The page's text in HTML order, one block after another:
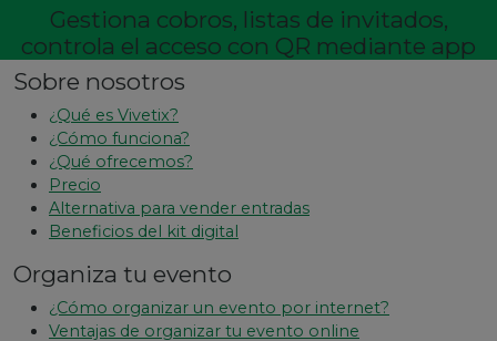
Gestiona cobros, listas de invitados,
controla el acceso con QR mediante app
Sobre nosotros
¿Qué es Vivetix?
¿Cómo funciona?
¿Qué ofrecemos?
Precio
Alternativa para vender entradas
Beneficios del kit digital
Organiza tu evento
¿Cómo organizar un evento por internet?
Ventajas de organizar tu evento online